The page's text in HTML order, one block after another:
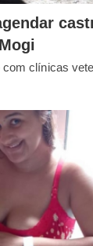
clínicas